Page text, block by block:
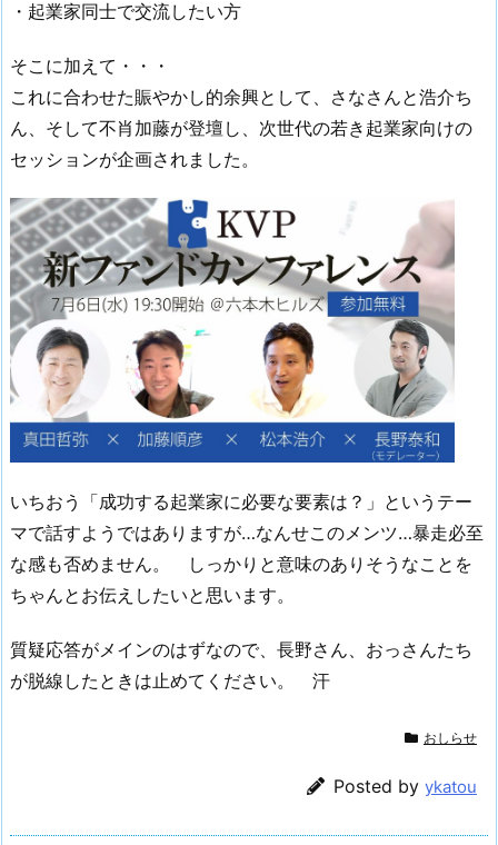
・起業家同士で交流したい方
そこに加えて・・・
これに合わせた賑やかし的余興として、さなさんと浩介ち
ん、そして不肖加藤が登壇し、次世代の若き起業家向けの
セッションが企画されました。
いちおう「成功する起業家に必要な要素は？」というテー
マで話すようではありますが…なんせこのメンツ…暴走必至
な感も否めません。 しっかりと意味のありそうなことを
ちゃんとお伝えしたいと思います。
質疑応答がメインのはずなので、長野さん、おっさんたち
が脱線したときは止めてください。 汗
おしらせ
Posted by ykatou